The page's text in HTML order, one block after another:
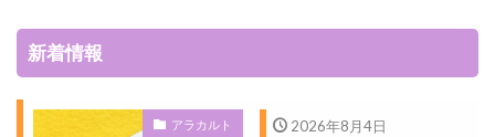
新着情報
アラカルト 2026年8月4日